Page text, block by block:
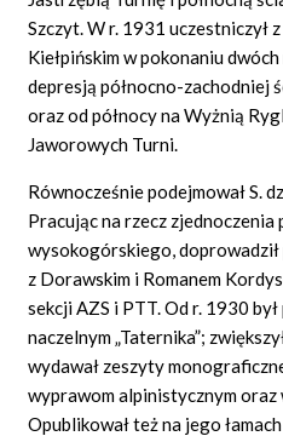
Szczyt. W r. 1931 uczestniczył
Kiełpińskim w pokonaniu
depresją północno-zachodniej
oraz od północy na Wyżnią
Jaworowych Turni.
Równocześnie podejmował S.
Pracując na rzecz
wysokogórskiego,
z Dorawskim i Romanem
sekcji AZS i PTT. Od r. 1930
naczelnym „Taternika”;
wydawał zeszyty
wyprawom alpinistycznym
Opublikował też na jego